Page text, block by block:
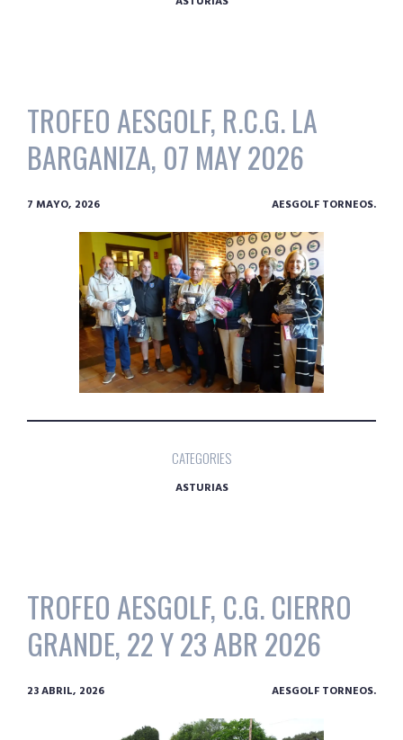
TROFEO AESGOLF, R.C.G. LA
BARGANIZA, 07 MAY 2026
7 MAYO, 2026 AESGOLF TORNEOS.
CATEGORIES
ASTURIAS
TROFEO AESGOLF, C.G. CIERRO
GRANDE, 22 Y 23 ABR 2026
23 ABRIL, 2026 AESGOLF TORNEOS.